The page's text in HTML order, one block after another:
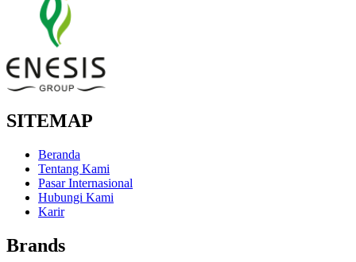
SITEMAP
Beranda
Tentang Kami
Pasar Internasional
Hubungi Kami
Karir
Brands